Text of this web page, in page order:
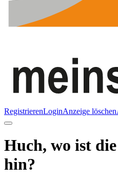
RegistrierenLoginAnzeige löschen
Huch, wo ist
hin?